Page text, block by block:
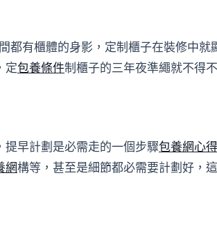
都有櫃體的身影，定制櫃子在裝修中
定包養條件制櫃子的三年夜準繩就不得
早計劃是必需走的一個步驟包養網心得
網構等，甚至是細節都必需要計劃好，